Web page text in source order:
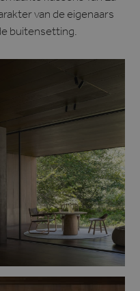
van de eigenaars
buitensetting.